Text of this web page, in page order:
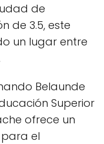
de
de 3.5, este
un lugar entre
Belaunde
Superior
ofrece un
el